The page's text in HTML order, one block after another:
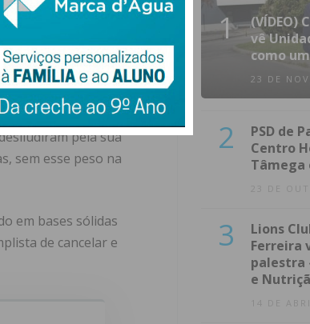
esse o momento a
causa das ações
me confundo e não
marcas em
pela sua
sem esse peso na
em bases sólidas
de cancelar e
1
(VÍDEO)
vê
como
23 DE
2
PSD de
Centro
Tâmega
23 DE
3
Lions
Ferreira
palestra
e
14 DE